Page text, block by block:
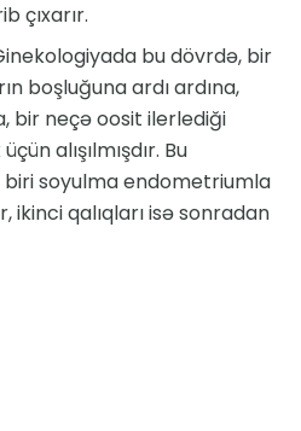
çıxarır.
bu dövrdə, bir
boşluğuna ardı ardına,
bir neçə oosit ilerlediği
alışılmışdır. Bu
soyulma endometriumla
ikinci qalıqları isə sonradan